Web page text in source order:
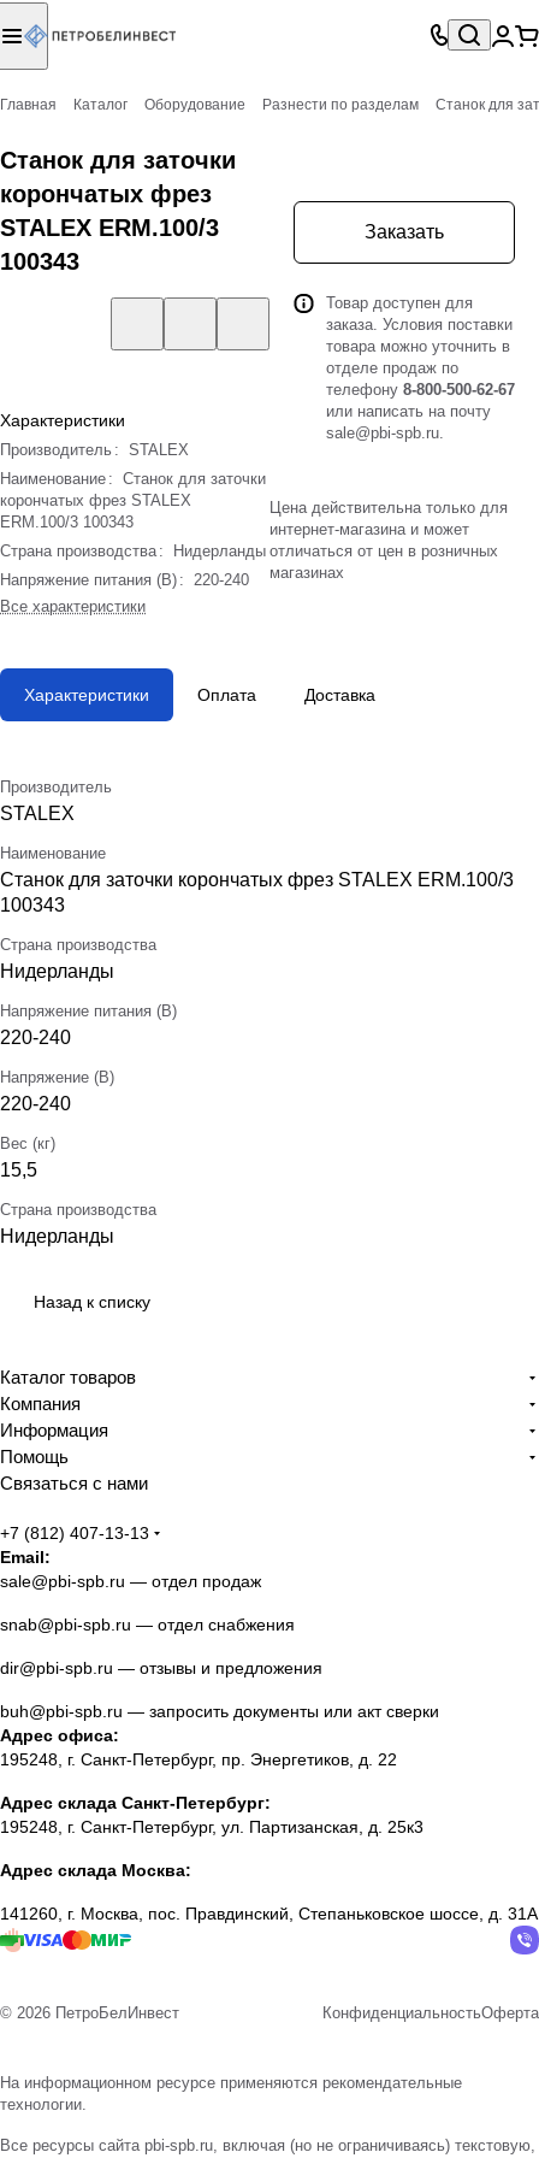
Главная Каталог Оборудование Разнести по разделам Станок для
Станок для заточки
корончатых фрез
STALEX ERM.100/3
100343
Характеристики
Производитель : STALEX
Наименование : Станок для заточки
корончатых фрез STALEX
ERM.100/3 100343
Страна производства :
Нидерланды
Напряжение питания (В) : 220-240
Все характеристики
Заказать
Товар доступен для
заказа. Условия поставки
товара можно уточнить в
отделе продаж по
телефону 8-800-500-62-67
или написать на почту
sale@pbi-spb.ru.
Цена действительна только для
интернет-магазина и может
отличаться от цен в розничных
магазинах
Характеристики Оплата Доставка
Производитель
STALEX
Наименование
Станок для заточки корончатых фрез STALEX ERM.100/3
100343
Страна производства
Нидерланды
Напряжение питания (В)
220-240
Напряжение (В)
220-240
Вес (кг)
15,5
Страна производства
Нидерланды
Назад к списку
Каталог товаров
Компания
Информация
Помощь
Связаться с нами
+7 (812) 407-13-13
Email:
sale@pbi-spb.ru — отдел продаж
snab@pbi-spb.ru — отдел снабжения
dir@pbi-spb.ru — отзывы и предложения
buh@pbi-spb.ru — запросить документы или акт сверки
Адрес офиса:
195248, г. Санкт-Петербург, пр. Энергетиков, д. 22
Адрес склада Санкт-Петербург:
195248, г. Санкт-Петербург, ул. Партизанская, д. 25к3
Адрес склада Москва:
141260, г. Москва, пос. Правдинский, Степаньковское шоссе, д. 31А
© 2026 ПетроБелИнвест КонфиденциальностьОферта
На информационном ресурсе применяются рекомендательные
технологии.
Все ресурсы сайта pbi-spb.ru, включая (но не ограничиваясь) текстовую,